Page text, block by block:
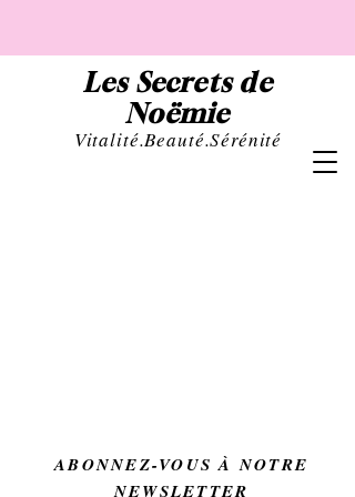
Les Secrets de
Noëmie
Vitalité.Beauté.Sérénité
ABONNEZ-VOUS À NOTRE
NEWSLETTER